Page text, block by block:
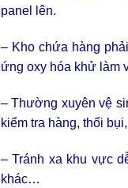
panel lên.
– Kho chứa hàng
ứng oxy hóa khử làm
– Thường xuyên vệ
kiểm tra hàng, thổi
– Tránh xa khu vực
khác…